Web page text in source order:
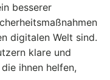
besserer
digitalen Welt sind.
klare und
ihnen helfen,